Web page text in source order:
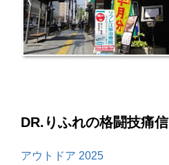
DR.りふれの格闘技痛信
アウトドア 2025